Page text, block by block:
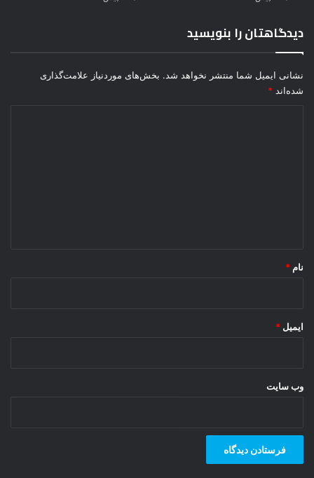
دیدگاهتان را بنویسید
نشانی ایمیل شما منتشر نخواهد شد. بخش‌های موردنیاز علامت‌گذاری
شده‌اند *
نام *
ایمیل *
وب‌ سایت